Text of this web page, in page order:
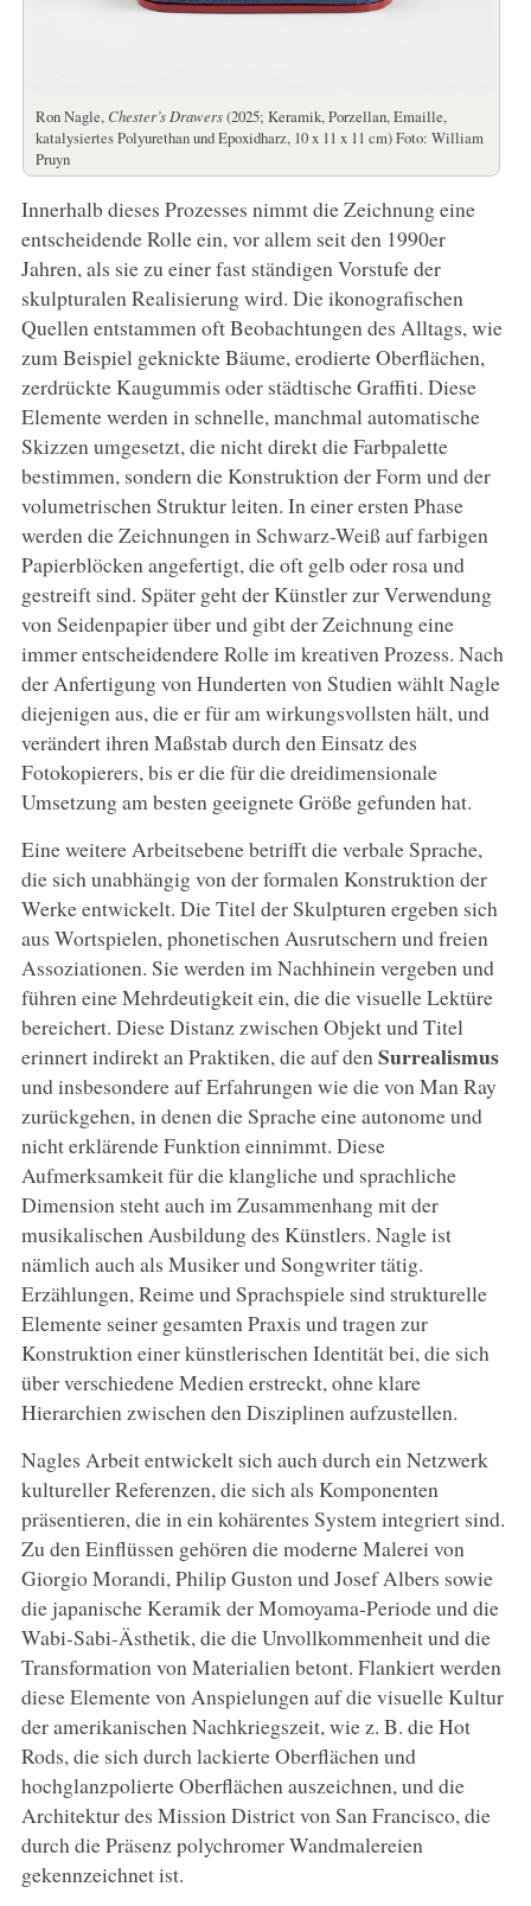
Ron Nagle, Chester’s Drawers(2025; Keramik, Porzellan, Emaille,
katalysiertes Polyurethan und Epoxidharz, 10 x 11 x 11 cm) Foto: William
Pruyn
Innerhalb dieses Prozesses nimmt die Zeichnung eine
entscheidende Rolle ein, vor allem seit den 1990er
Jahren, als sie zu einer fast ständigen Vorstufe der
skulpturalen Realisierung wird. Die ikonografischen
Quellen entstammen oft Beobachtungen des Alltags, wie
zum Beispiel geknickte Bäume, erodierte Oberflächen,
zerdrückte Kaugummis oder städtische Graffiti. Diese
Elemente werden in schnelle, manchmal automatische
Skizzen umgesetzt, die nicht direkt die Farbpalette
bestimmen, sondern die Konstruktion der Form und der
volumetrischen Struktur leiten. In einer ersten Phase
werden die Zeichnungen in Schwarz-Weiß auf farbigen
Papierblöcken angefertigt, die oft gelb oder rosa und
gestreift sind. Später geht der Künstler zur Verwendung
von Seidenpapier über und gibt der Zeichnung eine
immer entscheidendere Rolle im kreativen Prozess. Nach
der Anfertigung von Hunderten von Studien wählt Nagle
diejenigen aus, die er für am wirkungsvollsten hält, und
verändert ihren Maßstab durch den Einsatz des
Fotokopierers, bis er die für die dreidimensionale
Umsetzung am besten geeignete Größe gefunden hat.
Eine weitere Arbeitsebene betrifft die verbale Sprache,
die sich unabhängig von der formalen Konstruktion der
Werke entwickelt. Die Titel der Skulpturen ergeben sich
aus Wortspielen, phonetischen Ausrutschern und freien
Assoziationen. Sie werden im Nachhinein vergeben und
führen eine Mehrdeutigkeit ein, die die visuelle Lektüre
bereichert. Diese Distanz zwischen Objekt und Titel
erinnert indirekt an Praktiken, die auf denSurrealismus
und insbesondere auf Erfahrungen wie die von Man Ray
zurückgehen, in denen die Sprache eine autonome und
nicht erklärende Funktion einnimmt. Diese
Aufmerksamkeit für die klangliche und sprachliche
Dimension steht auch im Zusammenhang mit der
musikalischen Ausbildung des Künstlers. Nagle ist
nämlich auch als Musiker und Songwriter tätig.
Erzählungen, Reime und Sprachspiele sind strukturelle
Elemente seiner gesamten Praxis und tragen zur
Konstruktion einer künstlerischen Identität bei, die sich
über verschiedene Medien erstreckt, ohne klare
Hierarchien zwischen den Disziplinen aufzustellen.
Nagles Arbeit entwickelt sich auch durch ein Netzwerk
kultureller Referenzen, die sich als Komponenten
präsentieren, die in ein kohärentes System integriert sind.
Zu den Einflüssen gehören die moderne Malerei von
Giorgio Morandi, Philip Guston und Josef Albers sowie
die japanische Keramik der Momoyama-Periode und die
Wabi-Sabi-Ästhetik, die die Unvollkommenheit und die
Transformation von Materialien betont. Flankiert werden
diese Elemente von Anspielungen auf die visuelle Kultur
der amerikanischen Nachkriegszeit, wie z. B. die Hot
Rods, die sich durch lackierte Oberflächen und
hochglanzpolierte Oberflächen auszeichnen, und die
Architektur des Mission District von San Francisco, die
durch die Präsenz polychromer Wandmalereien
gekennzeichnet ist.